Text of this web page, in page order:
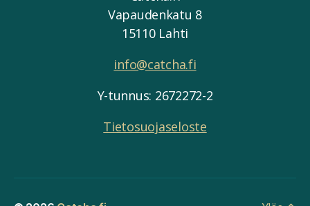
Vapaudenkatu 8
15110 Lahti
info@catcha.fi
Y-tunnus: 2672272-2
Tietosuojaseloste